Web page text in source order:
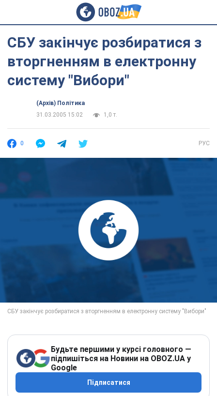
СБУ закінчує розбиратися з
вторгненням в електронну
систему "Вибори"
(Архів) Політика
31.03.2005 15:02
1,0 т.
0 РУС
Будьте першими у курсі головного —
підпишіться на Новини на OBOZ.UA у
Google
Підписатися